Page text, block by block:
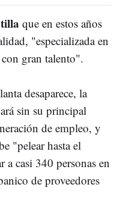
que en estos años
"especializada en
gran talento".
desaparece, la
sin su principal
de empleo, y
"pelear hasta el
casi 340 personas en
de proveedores